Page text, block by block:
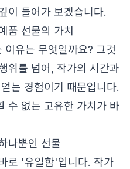
이 들어가 보겠습니다.
품 선물의 가치
이유는 무엇일까요? 그것
위를 넘어, 작가의 시간과
는 경험이기 때문입니다.
수 없는 고유한 가치가 바
나뿐인 선물
로 '유일함'입니다. 작가